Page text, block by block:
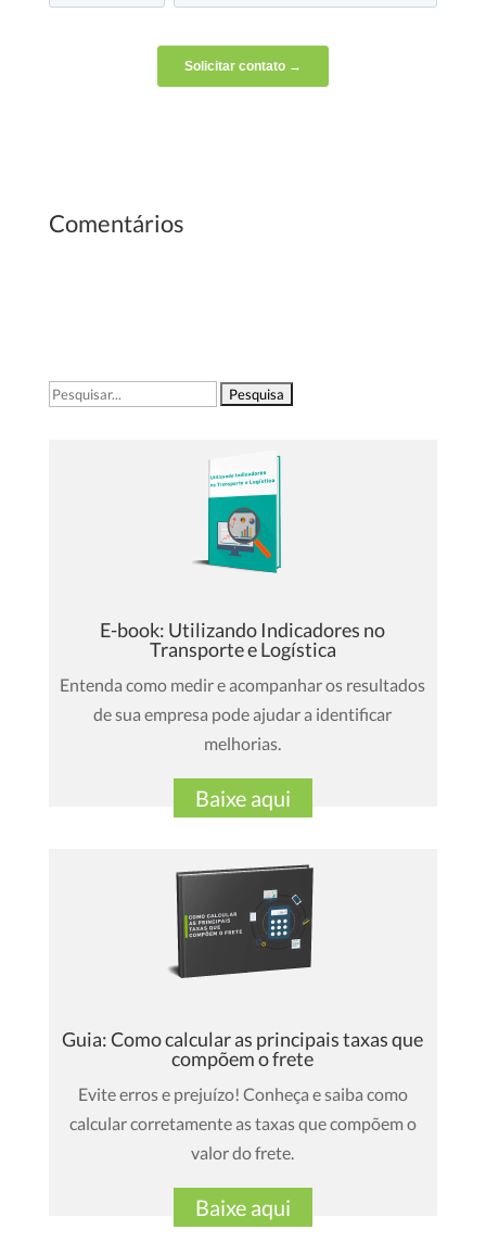
Comentários
Pesquisar
E-book: Utilizando Indicadores no
Transporte e Logística
Entenda como medir e acompanhar os resultados
de sua empresa pode ajudar a identificar
melhorias.
Baixe aqui
Guia: Como calcular as principais taxas que
compõem o frete
Evite erros e prejuízo! Conheça e saiba como
calcular corretamente as taxas que compõem o
valor do frete.
Baixe aqui